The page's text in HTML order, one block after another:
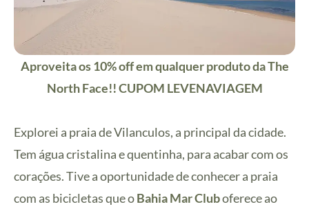
Aproveita os 10% off em qualquer produto da The
North Face!! CUPOM LEVENAVIAGEM
Explorei a praia de Vilanculos, a principal da cidade.
Tem água cristalina e quentinha, para acabar com os
corações. Tive a oportunidade de conhecer a praia
com as bicicletas que oBahia Mar Cluboferece ao